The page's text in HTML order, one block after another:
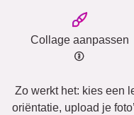
Collage aanpassen
Zo werkt het: kies een
oriëntatie, upload je